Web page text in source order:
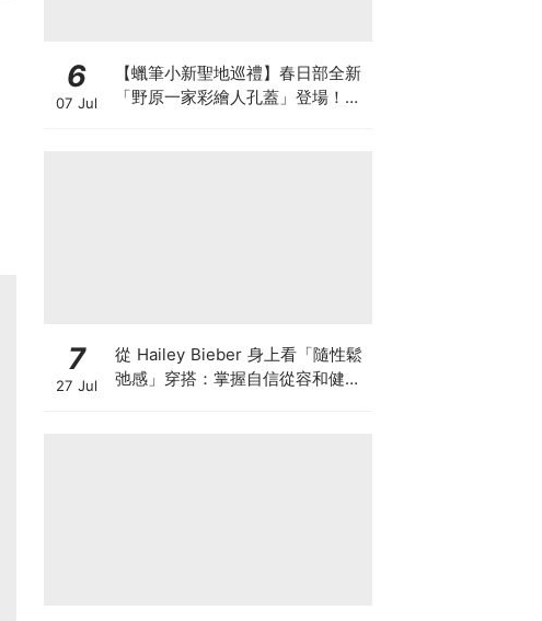
6
07 Jul
【蠟筆小新聖地巡禮】春日部全新
「野原一家彩繪人孔蓋」登場！5
7
27 Jul
從 Hailey Bieber 身上看「隨性鬆
弛感」穿搭：掌握自信從容和健康